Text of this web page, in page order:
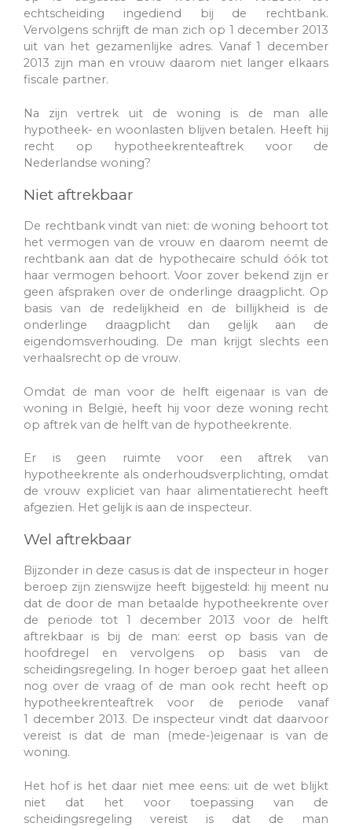
echtscheiding ingediend bij de rechtbank.
Vervolgens schrijft de man zich op 1 december 2013
uit van het gezamenlijke adres. Vanaf 1 december
2013 zijn man en vrouw daarom niet langer elkaars
fiscale partner.
Na zijn vertrek uit de woning is de man alle
hypotheek- en woonlasten blijven betalen. Heeft hij
recht op hypotheekrenteaftrek voor de
Nederlandse woning?
Niet aftrekbaar
De rechtbank vindt van niet: de woning behoort tot
het vermogen van de vrouw en daarom neemt de
rechtbank aan dat de hypothecaire schuld óók tot
haar vermogen behoort. Voor zover bekend zijn er
geen afspraken over de onderlinge draagplicht. Op
basis van de redelijkheid en de billijkheid is de
onderlinge draagplicht dan gelijk aan de
eigendomsverhouding. De man krijgt slechts een
verhaalsrecht op de vrouw.
Omdat de man voor de helft eigenaar is van de
woning in België, heeft hij voor deze woning recht
op aftrek van de helft van de hypotheekrente.
Er is geen ruimte voor een aftrek van
hypotheekrente als onderhoudsverplichting, omdat
de vrouw expliciet van haar alimentatierecht heeft
afgezien. Het gelijk is aan de inspecteur.
Wel aftrekbaar
Bijzonder in deze casus is dat de inspecteur in hoger
beroep zijn zienswijze heeft bijgesteld: hij meent nu
dat de door de man betaalde hypotheekrente over
de periode tot 1 december 2013 voor de helft
aftrekbaar is bij de man: eerst op basis van de
hoofdregel en vervolgens op basis van de
scheidingsregeling. In hoger beroep gaat het alleen
nog over de vraag of de man ook recht heeft op
hypotheekrenteaftrek voor de periode vanaf
1 december 2013. De inspecteur vindt dat daarvoor
vereist is dat de man (mede-)eigenaar is van de
woning.
Het hof is het daar niet mee eens: uit de wet blijkt
niet dat het voor toepassing van de
scheidingsregeling vereist is dat de man